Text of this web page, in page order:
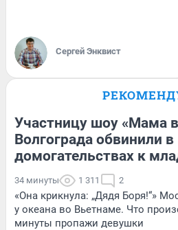
Сергей Энквист
Участницу шоу «Мама
Волгограда обвинили в
домогательствах к
34 минуты 1 311 2
«Она крикнула: „Дядя Боря!“»
у океана во Вьетнаме. Что
минуты пропажи девушки